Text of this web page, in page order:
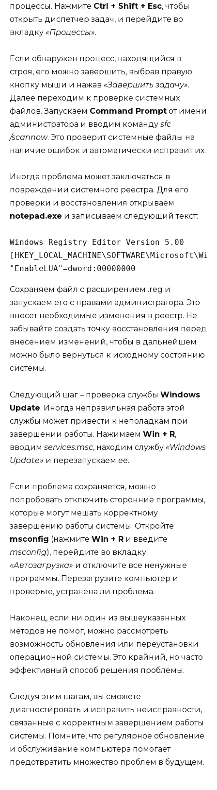
процессы. Нажмите Ctrl + Shift + Esc, чтобы
открыть диспетчер задач, и перейдите во
вкладку «Процессы».
Если обнаружен процесс, находящийся в
строя, его можно завершить, выбрав правую
кнопку мыши и нажав «Завершить задачу».
Далее переходим к проверке системных
файлов. Запускаем Command Prompt от имени
администратора и вводим команду sfc
/scannow. Это проверит системные файлы на
наличие ошибок и автоматически исправит их.
Иногда проблема может заключаться в
повреждении системного реестра. Для его
проверки и восстановления открываем
notepad.exe и записываем следующий текст:
Windows Registry Editor Version 5.00
Сохраняем файл с расширением .reg и
запускаем его с правами администратора. Это
внесет необходимые изменения в реестр. Не
забывайте создать точку восстановления перед
внесением изменений, чтобы в дальнейшем
можно было вернуться к исходному состоянию
системы.
Следующий шаг – проверка службы Windows
Update. Иногда неправильная работа этой
службы может привести к неполадкам при
завершении работы. Нажимаем Win + R,
вводим services.msc, находим службу «Windows
Update» и перезапускаем ее.
Если проблема сохраняется, можно
попробовать отключить сторонние программы,
которые могут мешать корректному
завершению работы системы. Откройте
msconfig (нажмите Win + R и введите
msconfig), перейдите во вкладку
«Автозагрузка» и отключите все ненужные
программы. Перезагрузите компьютер и
проверьте, устранена ли проблема.
Наконец, если ни один из вышеуказанных
методов не помог, можно рассмотреть
возможность обновления или переустановки
операционной системы. Это крайний, но часто
эффективный способ решения проблемы.
Следуя этим шагам, вы сможете
диагностировать и исправить неисправности,
связанные с корректным завершением работы
системы. Помните, что регулярное обновление
и обслуживание компьютера помогает
предотвратить множество проблем в будущем.